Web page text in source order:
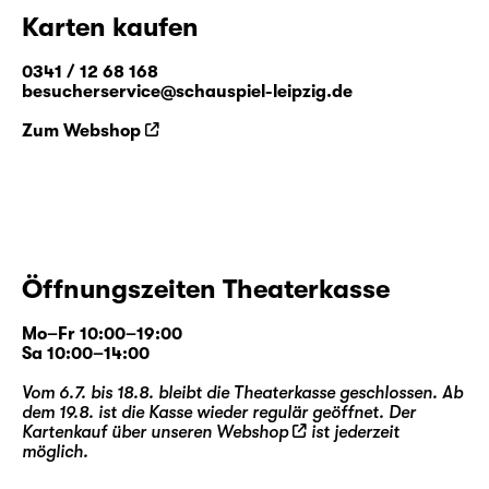
Karten kaufen
0341 / 12 68 168
besucherservice@schauspiel-leipzig.de
Zum Webshop
Öffnungszeiten Theaterkasse
Mo–Fr 10:00–19:00
Sa 10:00–14:00
Vom 6.7. bis 18.8. bleibt die Theaterkasse geschlossen. Ab
dem 19.8. ist die Kasse wieder regulär geöffnet. Der
Kartenkauf über unseren Webshop
ist jederzeit
möglich.